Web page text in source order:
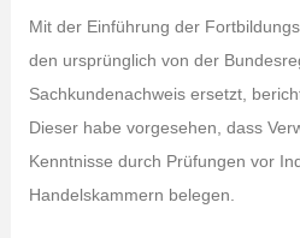
Mit der Einführung der
den ursprünglich von der
Sachkundenachweis ersetzt,
Dieser habe vorgesehen, dass
Kenntnisse durch Prüfungen vor
Handelskammern belegen.